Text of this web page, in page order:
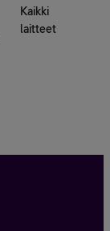
Kaikki
laitteet